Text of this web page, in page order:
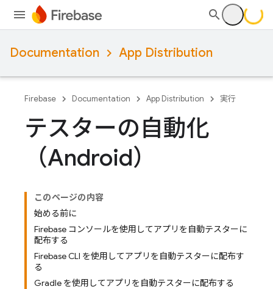
Documentation App Distribution
Firebase Documentation App Distribution 実行
テスターの自動化
（Android）
このページの内容
始める前に
Firebase コンソールを使用してアプリを自動テスターに
配布する
Firebase CLI を使用してアプリを自動テスターに配布す
る
Gradle を使用してアプリを自動テスターに配布する